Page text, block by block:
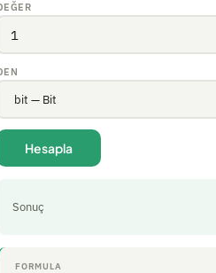
Hesapla
Sonuç
FORMULA